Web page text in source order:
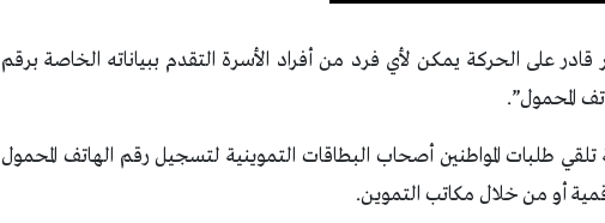
على الحركة يمكن لأي فرد من أفراد الأسرة التقدم ببياناته الخاصة برقم
المحمول”.
تلقي طلبات المواطنين أصحاب البطاقات التموينية لتسجيل رقم الهاتف المحمول
أو من خلال مكاتب التموين.